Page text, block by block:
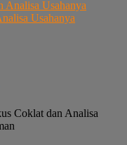
Usahanya
Coklat dan Analisa